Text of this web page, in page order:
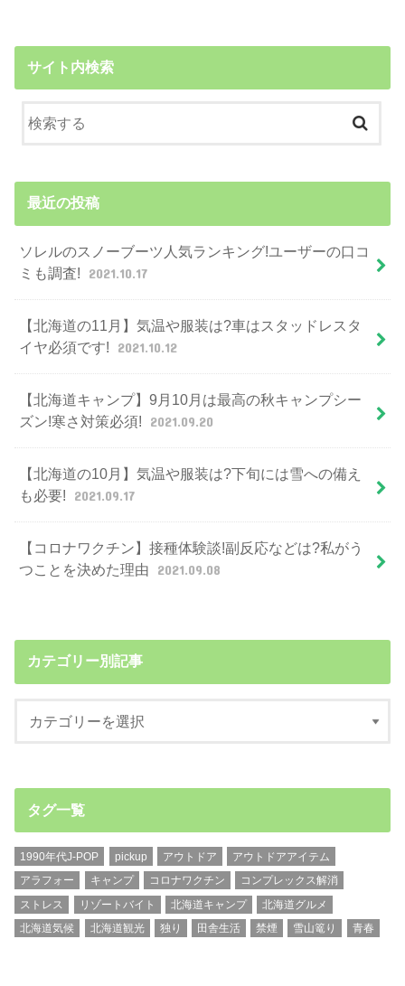
サイト内検索
最近の投稿
ソレルのスノーブーツ人気ランキング!ユーザーの口コ
ミも調査!
2021.10.17
【北海道の11月】気温や服装は?車はスタッドレスタ
イヤ必須です!
2021.10.12
【北海道キャンプ】9月10月は最高の秋キャンプシー
ズン!寒さ対策必須!
2021.09.20
【北海道の10月】気温や服装は?下旬には雪への備え
も必要!
2021.09.17
【コロナワクチン】接種体験談!副反応などは?私がう
つことを決めた理由
2021.09.08
カテゴリー別記事
タグ一覧
1990年代J-POP pickup アウトドア
アウトドアアイテム
アラフォー
キャンプ コロナワクチン
コンプレックス解消
ストレス
リゾートバイト 北海道キャンプ
北海道グルメ
北海道気候
北海道観光 独り 田舎生活 禁煙 雪山篭り 青春